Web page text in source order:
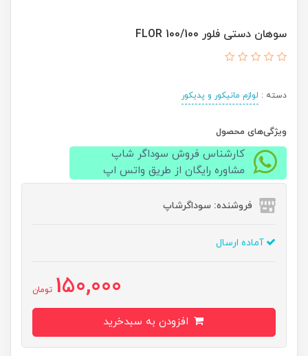
سوهان دستی فلور 100/100 FLOR
دسته : لوازم مانیکور و پدیکور
ویژگی‌های محصول
کارشناس فروش سوداگر شاپ
مشاوره رایگان از طریق واتس اپ
فروشنده: سوداگرشاپ
آماده ارسال
150,000 تومان